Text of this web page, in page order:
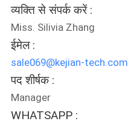
एक
उद्धरण
का
अनुरोध
करें
व्यक्ति से संपर्क करें :
Miss. Silivia Zhang
ईमेल :
sale069@kejian-tech.com
पद शीर्षक :
Manager
WHATSAPP :